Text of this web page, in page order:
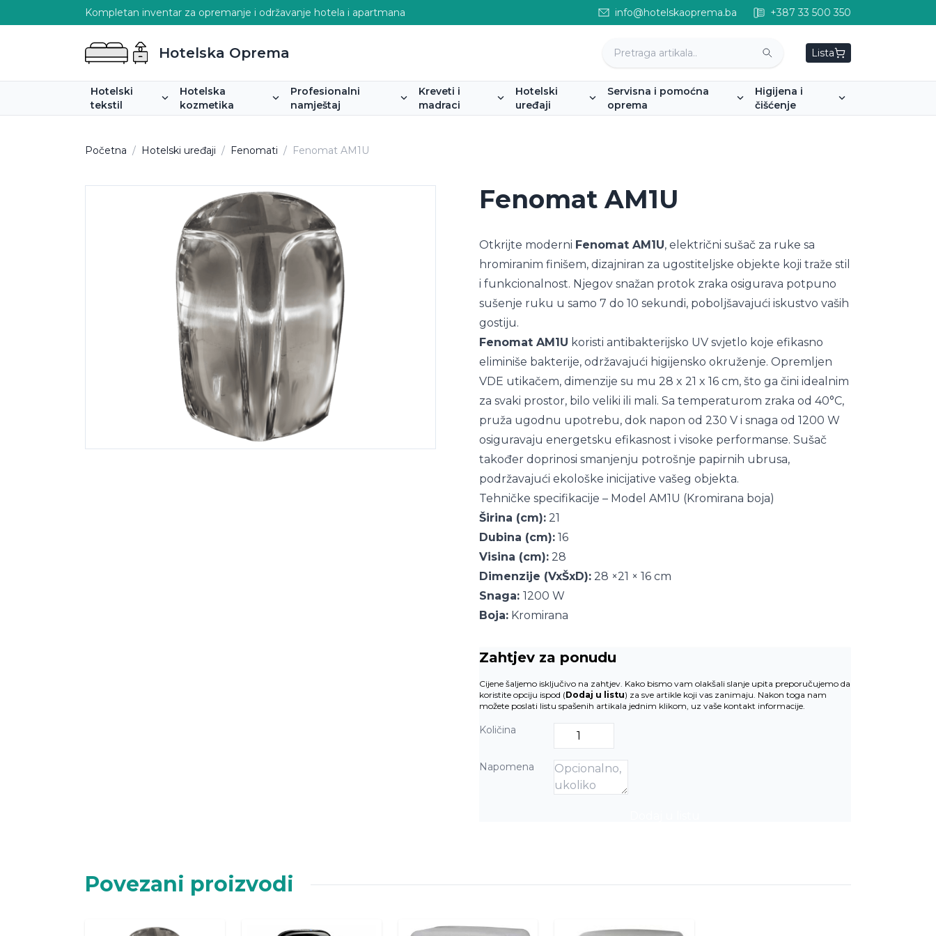
Kompletan inventar za opremanje i održavanje hotela i apartmana info@hotelskaoprema.ba +387 33 500 350
Hotelska Oprema Lista
Hotelski
tekstil
Hotelska
kozmetika
Profesionalni
namještaj
Kreveti i
madraci
Hotelski
uređaji
Servisna i pomoćna
oprema
Higijena i
čišćenje
Početna / Hotelski uređaji / Fenomati / Fenomat AM1U
Fenomat AM1U
Otkrijte moderni Fenomat AM1U, električni sušač za ruke sa
hromiranim finišem, dizajniran za ugostiteljske objekte koji traže stil
i funkcionalnost. Njegov snažan protok zraka osigurava potpuno
sušenje ruku u samo 7 do 10 sekundi, poboljšavajući iskustvo vaših
gostiju.
Fenomat AM1U koristi antibakterijsko UV svjetlo koje efikasno
eliminiše bakterije, održavajući higijensko okruženje. Opremljen
VDE utikačem, dimenzije su mu 28 x 21 x 16 cm, što ga čini idealnim
za svaki prostor, bilo veliki ili mali. Sa temperaturom zraka od 40°C,
pruža ugodnu upotrebu, dok napon od 230 V i snaga od 1200 W
osiguravaju energetsku efikasnost i visoke performanse. Sušač
također doprinosi smanjenju potrošnje papirnih ubrusa,
podržavajući ekološke inicijative vašeg objekta.
Tehničke specifikacije – Model AM1U (Kromirana boja)
Širina (cm):21
Dubina (cm):16
Visina (cm):28
Dimenzije (VxŠxD):28 ×21 × 16 cm
Snaga: 1200 W
Boja:Kromirana
Zahtjev za ponudu
Cijene šaljemo isključivo na zahtjev. Kako bismo vam olakšali slanje upita preporučujemo da
koristite opciju ispod (Dodaj u listu) za sve artikle koji vas zanimaju. Nakon toga nam
možete poslati listu spašenih artikala jednim klikom, uz vaše kontakt informacije.
Količina
Napomena
Povezani proizvodi